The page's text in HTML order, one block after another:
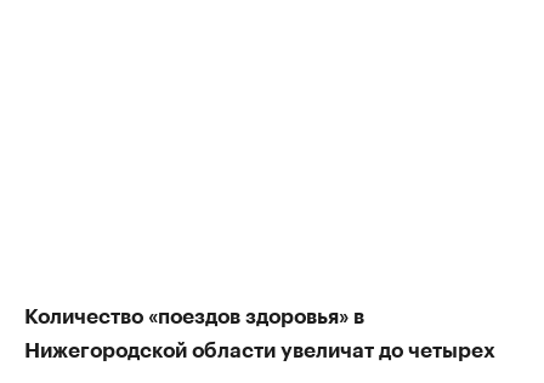
Количество «поездов здоровья» в
Нижегородской области увеличат до четырех